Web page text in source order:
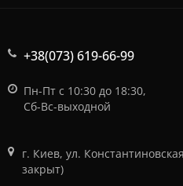
+38(073) 619-66-99
Пн-Пт с 10:30 до 18:30,
Сб-Вс-выходной
г. Киев, ул.
закрыт)